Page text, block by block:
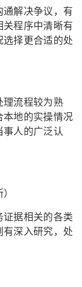
通解决争议，有
程序中清晰有
选择更合适的处
理流程较为熟
本地的实操情况
人的广泛认
证据相关的各类
深入研究，处